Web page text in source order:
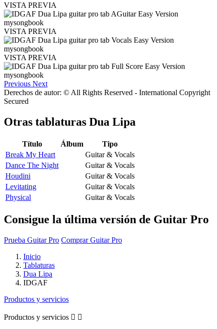
VISTA PREVIA
VISTA PREVIA
VISTA PREVIA
Previous Next
Derechos de autor: © All Rights Reserved - International Copyright
Secured
Otras tablaturas Dua Lipa
Título Álbum
Tipo
Break My Heart
Guitar & Vocals
Dance The Night
Guitar & Vocals
Houdini
Guitar & Vocals
Levitating
Guitar & Vocals
Physical
Guitar & Vocals
Consigue la última versión de Guitar Pro
Prueba Guitar Pro Comprar Guitar Pro
Inicio
Tablaturas
Dua Lipa
IDGAF
Productos y servicios
Productos y servicios  